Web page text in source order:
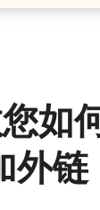
如
外链